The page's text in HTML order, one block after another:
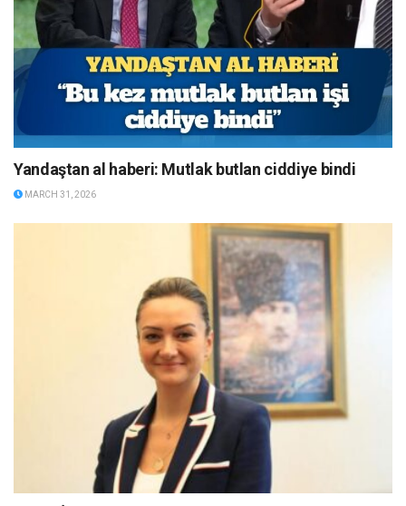
Yandaştan al haberi: Mutlak butlan ciddiye bindi
MARCH 31, 2026